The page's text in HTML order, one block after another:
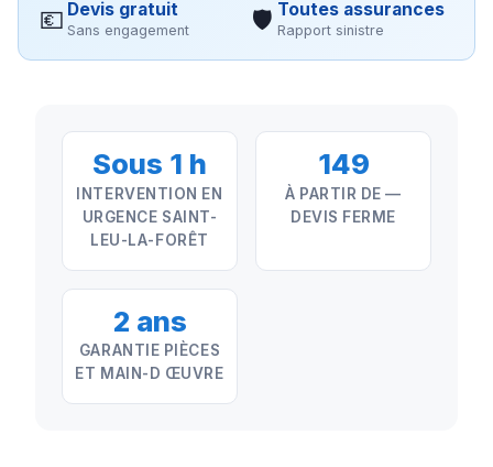
💶 Devis gratuit
Sans engagement 🛡 Toutes assurances
Rapport sinistre
Sous 1 h
INTERVENTION EN
URGENCE SAINT-
LEU-LA-FORÊT
149
À PARTIR DE —
DEVIS FERME
2 ans
GARANTIE PIÈCES
ET MAIN-D ŒUVRE